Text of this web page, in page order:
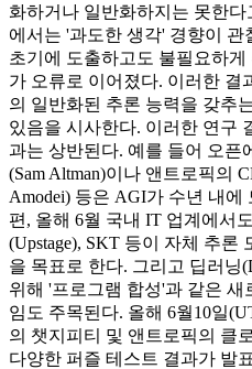
화하거나 일반화하지는 못한
에서는 '과도한 생각' 경향이
초기에 도출하고도 불필요하
가 오류로 이어졌다. 이러한
의 일반화된 추론 능력을 갖추
있음을 시사한다. 이러한 연구
과는 상반된다. 예를 들어 오픈
(Sam Altman)이나 앤트로픽의
Amodei) 등은 AGI가 수년 내
편, 올해 6월 국내 IT 업계에서
(Upstage), SKT 등이 자체 추론
을 목표로 한다. 그리고 딥러닝
위해 '프로그램 합성'과 같은
임도 주목된다. 올해 6월10일
의 챗지피티 및 앤트로픽의 클
다양한 퍼즐 테스트 결과가 발